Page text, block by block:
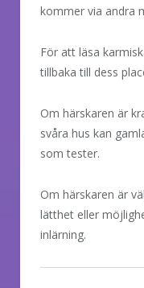
kommer via andra
För att läsa
tillbaka till dess
Om härskaren är
svåra hus kan
som tester.
Om härskaren är
lätthet eller
inlärning.